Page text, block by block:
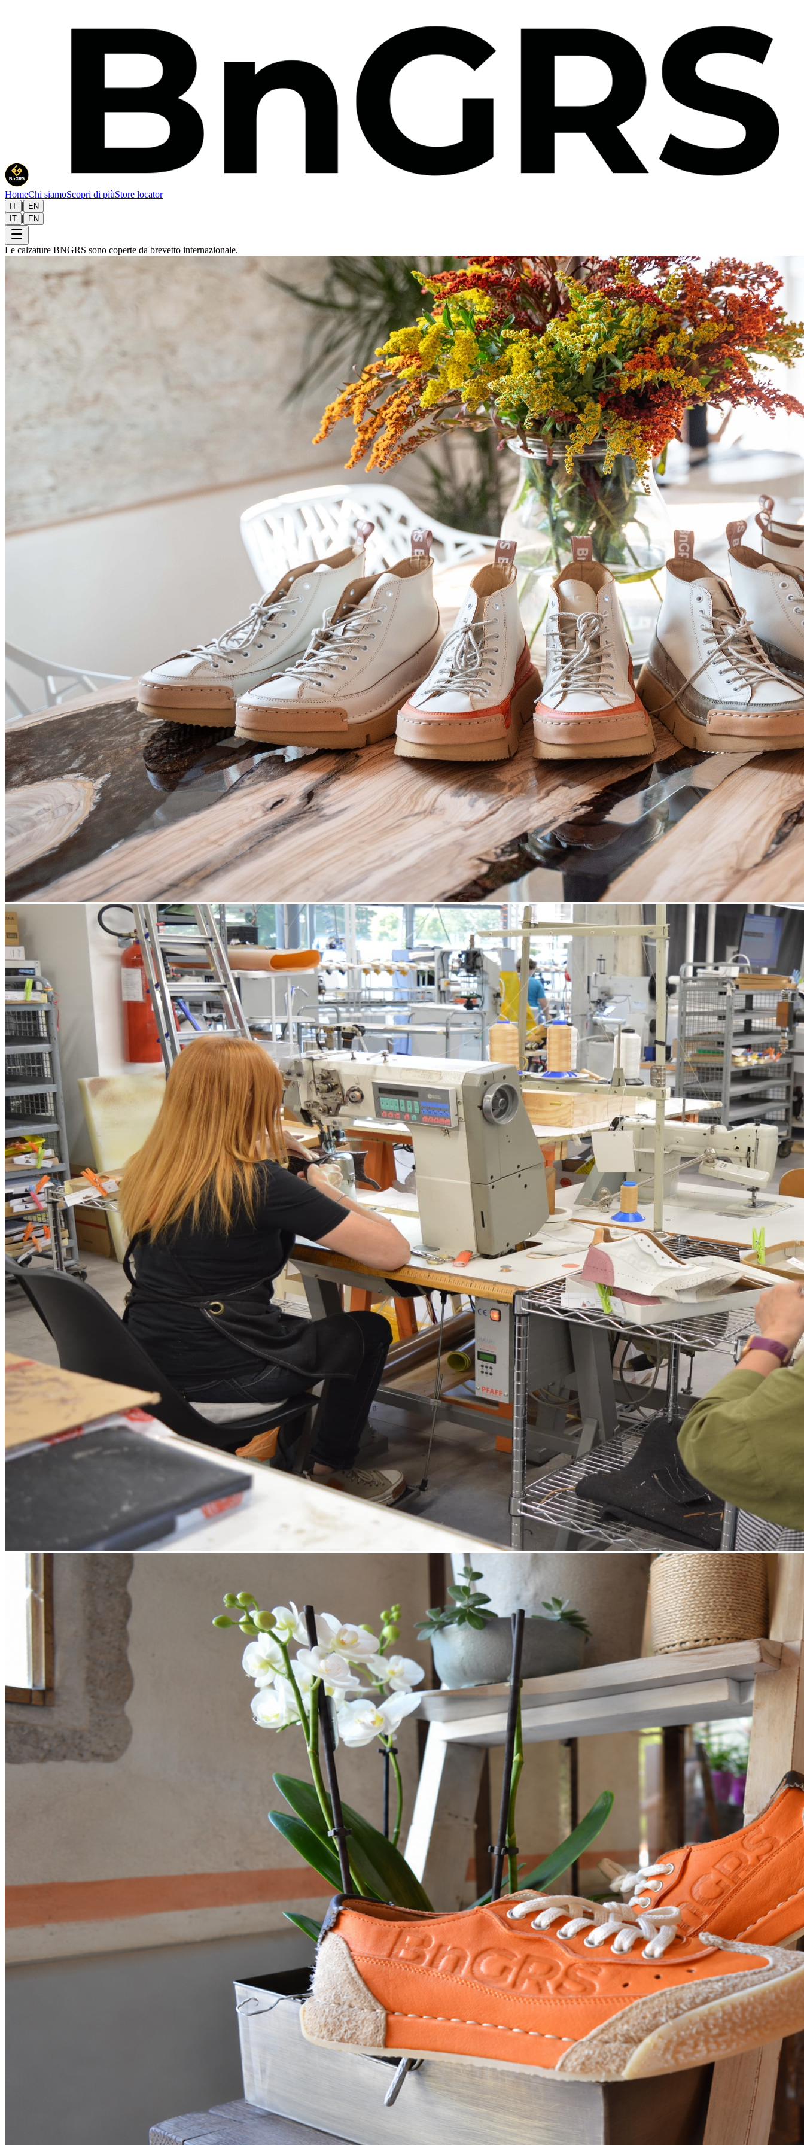
HomeChi siamoScopri di piùStore locator
IT |
EN
IT | EN
Le calzature BNGRS sono coperte da brevetto internazionale.